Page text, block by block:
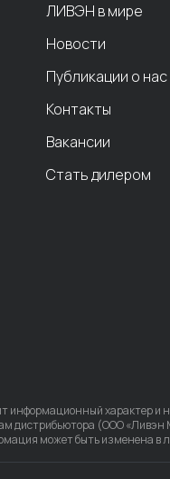
ЛИВЭН в мире
Новости
Публикации о нас
Контакты
Вакансии
Стать дилером
характер и
(ООО «Ливэн
может быть изменена в